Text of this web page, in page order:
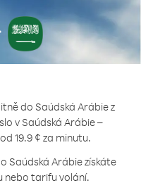
do Saúdská Arábie z
v Saúdská Arábie –
19.9 ¢ za minutu.
Saúdská Arábie získáte
nebo tarifu volání.